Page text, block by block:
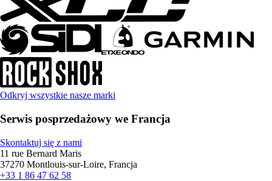
Odkryj wszystkie nasze marki
Serwis posprzedażowy we Francja
Skontaktuj się z nami
11 rue Bernard Maris
37270 Montlouis-sur-Loire, Francja
+33 1 86 47 62 58